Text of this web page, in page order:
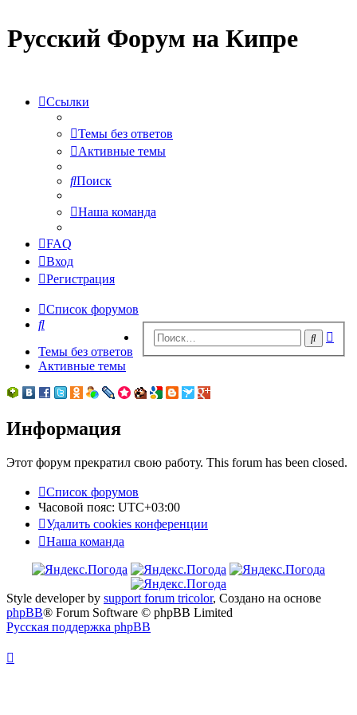
Русский Форум на Кипре
Ссылки
Темы без ответов
Активные темы
Поиск
Наша команда
FAQ
Вход
Регистрация
Список форумов
Поиск
Поиск
Темы без ответов
Активные темы
Информация
Этот форум прекратил свою работу. This forum has been closed.
Список форумов
Часовой пояс: UTC+03:00
Удалить cookies конференции
Наша команда
Style developer by support forum tricolor, Создано на основе
phpBB® Forum Software © phpBB Limited
Русская поддержка phpBB